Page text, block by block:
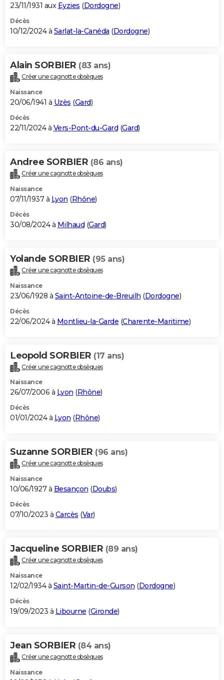
23/11/1931 aux Eyzies (Dordogne)
Décès
10/12/2024 à Sarlat-la-Canéda (Dordogne)
Alain SORBIER (83 ans)
Créer une cagnotte obsèques
Naissance
20/06/1941 à Uzès (Gard)
Décès
22/11/2024 à Vers-Pont-du-Gard (Gard)
Andree SORBIER (86 ans)
Créer une cagnotte obsèques
Naissance
07/11/1937 à Lyon (Rhône)
Décès
30/08/2024 à Milhaud (Gard)
Yolande SORBIER (95 ans)
Créer une cagnotte obsèques
Naissance
23/06/1928 à Saint-Antoine-de-Breuilh (Dordogne)
Décès
22/06/2024 à Montlieu-la-Garde (Charente-Maritime)
Leopold SORBIER (17 ans)
Créer une cagnotte obsèques
Naissance
26/07/2006 à Lyon (Rhône)
Décès
01/01/2024 à Lyon (Rhône)
Suzanne SORBIER (96 ans)
Créer une cagnotte obsèques
Naissance
10/06/1927 à Besançon (Doubs)
Décès
07/10/2023 à Carcès (Var)
Jacqueline SORBIER (89 ans)
Créer une cagnotte obsèques
Naissance
12/02/1934 à Saint-Martin-de-Gurson (Dordogne)
Décès
19/09/2023 à Libourne (Gironde)
Jean SORBIER (84 ans)
Créer une cagnotte obsèques
Naissance